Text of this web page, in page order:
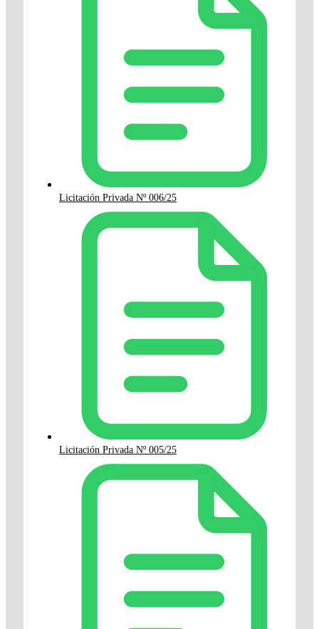
Licitación Privada Nº 006/25
Licitación Privada Nº 005/25